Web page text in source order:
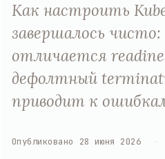
Как настроить
завершалось
отличается
дефолтный
приводит к
Опубликовано 28 июня 2026